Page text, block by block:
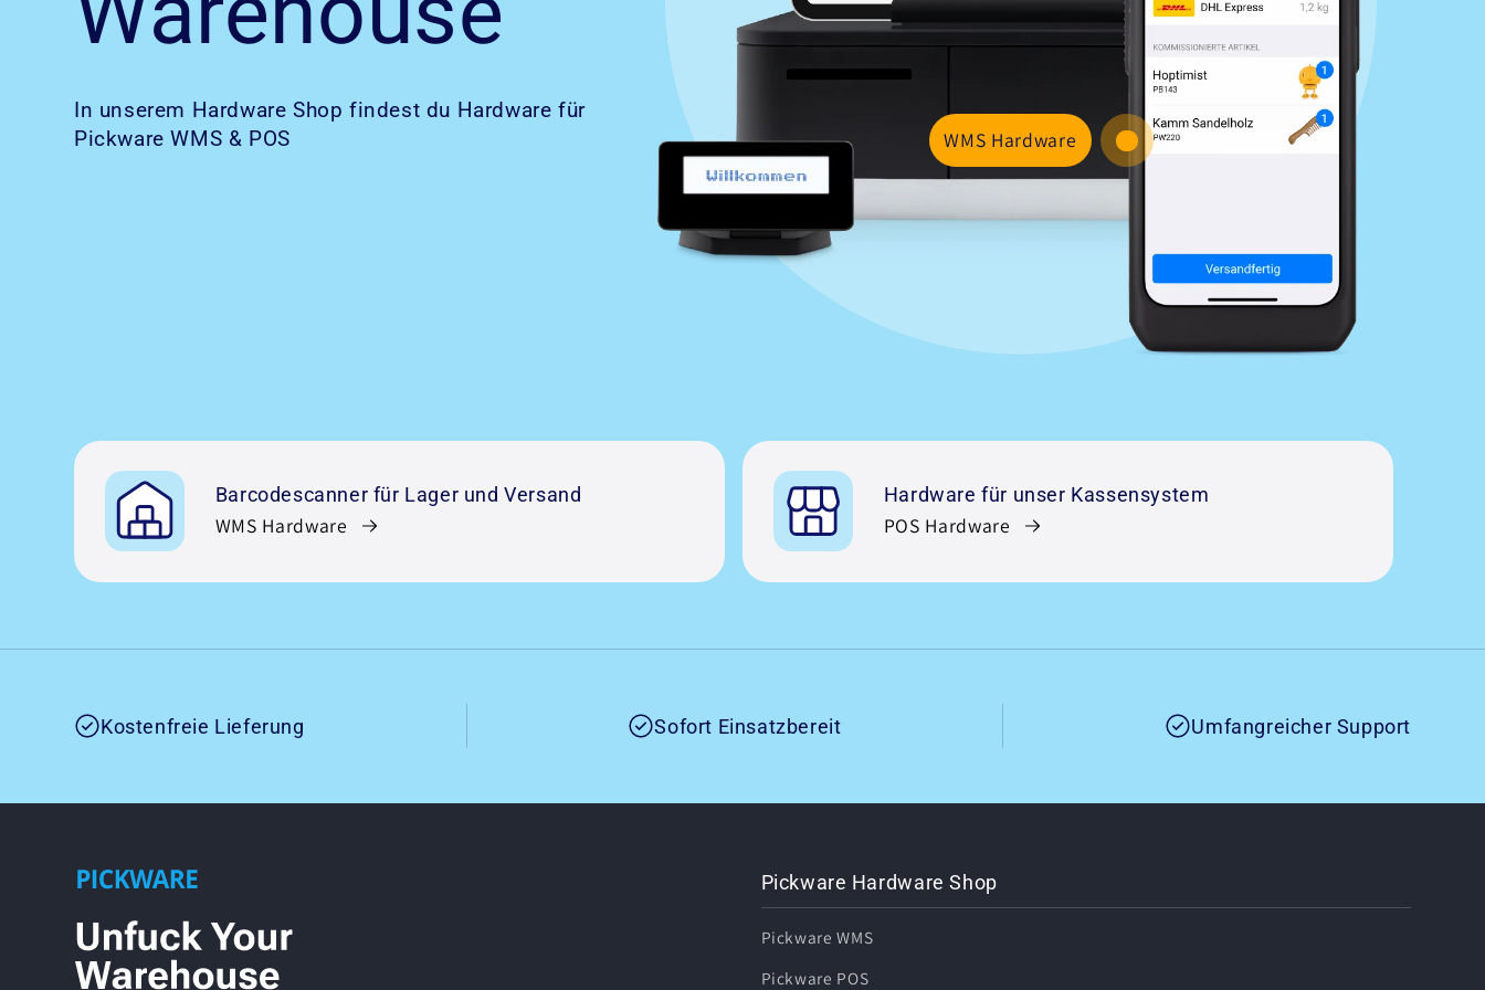
In unserem Hardware Shop findest du Hardware für
Pickware WMS & POS
WMS Hardware
Barcodescanner für Lager und Versand
WMS Hardware
Hardware für unser Kassensystem
POS Hardware
Kostenfreie Lieferung Sofort Einsatzbereit Umfangreicher Support
Pickware Hardware Shop
Pickware WMS
Pickware POS